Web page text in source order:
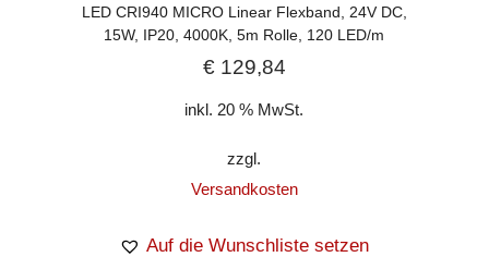
LED CRI940 MICRO Linear Flexband, 24V DC,
15W, IP20, 4000K, 5m Rolle, 120 LED/m
€129,84
inkl. 20 % MwSt.
zzgl.
Versandkosten
Auf die Wunschliste setzen